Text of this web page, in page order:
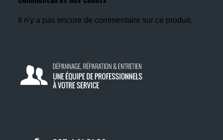
Il n'y a pas encore de commentaire sur ce produit.